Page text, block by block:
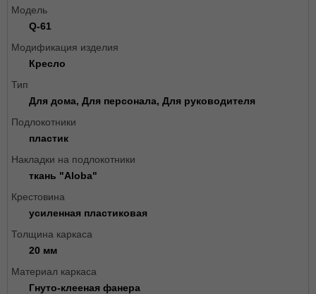
Модель
Q-61
Модификация изделия
Кресло
Тип
Для дома, Для персонала, Для руководителя
Подлокотники
пластик
Накладки на подлокотники
ткань "Aloba"
Крестовина
усиленная пластиковая
Толщина каркаса
20 мм
Материал каркаса
Гнуто-клееная фанера